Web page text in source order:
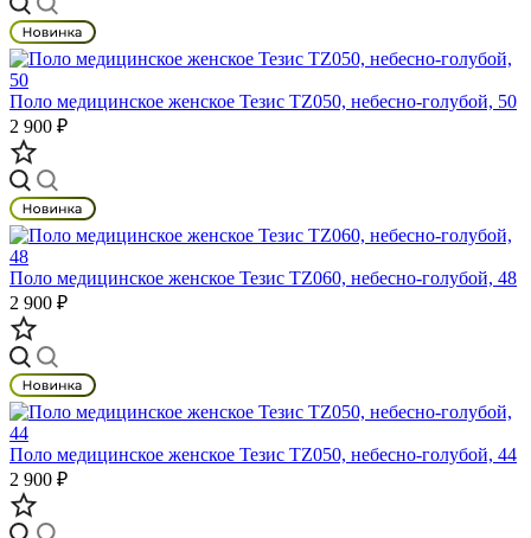
Поло медицинское женское Тезис TZ050, небесно-голубой, 50
2 900 ₽
Поло медицинское женское Тезис TZ060, небесно-голубой, 48
2 900 ₽
Поло медицинское женское Тезис TZ050, небесно-голубой, 44
2 900 ₽